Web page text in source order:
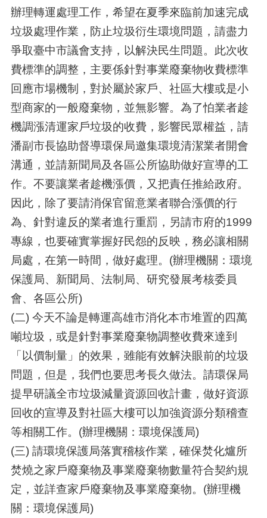
辦理轉運處理工作，希望在夏季來臨前加速完成
垃圾處理作業，防止垃圾衍生環境問題，請盡力
爭取臺中市議會支持，以解決民生問題。此次收
費標準的調整，主要係針對事業廢棄物收費標準
回應市場機制，對於屬於家戶、社區大樓或是小
型商家的一般廢棄物，並無影響。為了怕業者趁
機調漲清運家戶垃圾的收費，影響民眾權益，請
潘副市長協助督導環保局邀集環境清潔業者開會
溝通，並請新聞局及各區公所協助做好宣導的工
作。不要讓業者趁機漲價，又把責任推給政府。
因此，除了要請消保官留意業者聯合漲價的行
為、針對違反的業者進行重罰，另請市府的1999
專線，也要確實掌握好民怨的反映，務必讓相關
局處，在第一時間，做好處理。(辦理機關：環境
保護局、新聞局、法制局、研究發展考核委員
會、各區公所)
(二) 今天不論是轉運高雄市消化本市堆置的四萬
噸垃圾，或是針對事業廢棄物調整收費來達到
「以價制量」的效果，雖能有效解決眼前的垃圾
問題，但是，我們也要思考長久做法。請環保局
提早研議全市垃圾減量資源回收計畫，做好資源
回收的宣導及對社區大樓可以加強資源分類稽查
等相關工作。(辦理機關：環境保護局)
(三) 請環境保護局落實稽核作業，確保焚化爐所
焚燒之家戶廢棄物及事業廢棄物數量符合契約規
定，並詳查家戶廢棄物及事業廢棄物。(辦理機
關：環境保護局)